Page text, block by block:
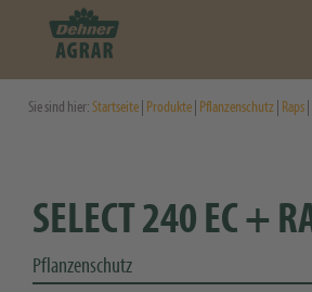
Sie sind hier:Startseite Produkte Pflanzenschutz Raps
SELECT 240 EC +
Pflanzenschutz